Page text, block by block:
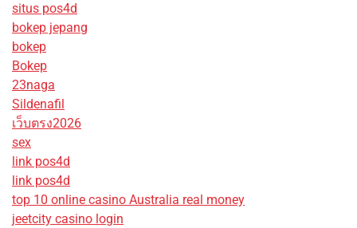
situs pos4d
bokep jepang
bokep
Bokep
23naga
Sildenafil
เว็บตรง2026
sex
link pos4d
link pos4d
top 10 online casino Australia real money
jeetcity casino login